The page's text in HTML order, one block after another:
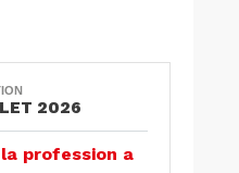
2026
profession a